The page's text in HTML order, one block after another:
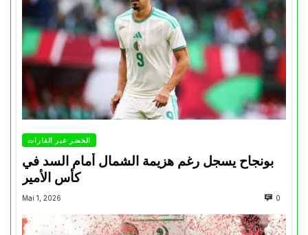
الخضر عبر القارات
بونجاح يسجل رغم هزيمة الشمال أمام السد في
كأس الأمير
Mai 1, 2026 0